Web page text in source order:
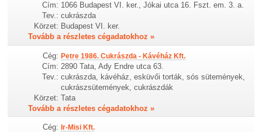
Cím: 1066 Budapest VI. ker., Jókai utca 16. Fszt. em. 3. a.
Tev.: cukrászda
Körzet: Budapest VI. ker.
Tovább a részletes cégadatokhoz »
Cég: Petre 1986. Cukrászda - Kávéház Kft.
Cím: 2890 Tata, Ady Endre utca 63.
Tev.: cukrászda, kávéház, esküvői torták, sós sütemények,
cukrászsütemények, cukrászdák
Körzet: Tata
Tovább a részletes cégadatokhoz »
Cég: Ir-Misi Kft.